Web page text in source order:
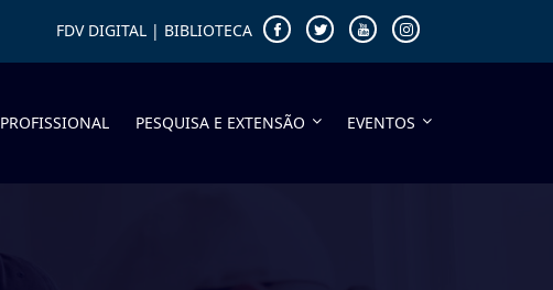
FDV DIGITAL | BIBLIOTECA
PROFISSIONAL PESQUISA E EXTENSÃO EVENTOS